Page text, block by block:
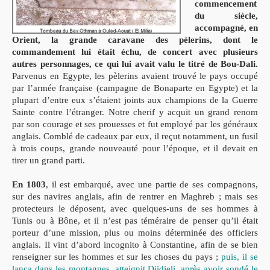
commencement
du siècle,
accompagné, en
Orient, la grande caravane des pèlerins, dont le
commandement lui était échu, de concert avec plusieurs
autres personnages, ce qui lui avait valu le titré de Bou-Dali.
Parvenus en Egypte, les pèlerins avaient trouvé le pays occupé
par l’armée française (campagne de Bonaparte en Egypte) et la
plupart d’entre eux s’étaient joints aux champions de la Guerre
Sainte contre l’étranger. Notre cherif y acquit un grand renom
par son courage et ses prouesses et fut employé par les généraux
anglais. Comblé de cadeaux par eux, il reçut notamment, un fusil
à trois coups, grande nouveauté pour l’époque, et il devait en
tirer un grand parti.
En 1803, il est embarqué, avec une partie de ses compagnons,
sur des navires anglais, afin de rentrer en Maghreb ; mais ses
protecteurs le déposent, avec quelques-uns de ses hommes à
Tunis ou à Bône, et il n’est pas téméraire de penser qu’il était
porteur d’une mission, plus ou moins déterminée des officiers
anglais. Il vint d’abord incognito à Constantine, afin de se bien
renseigner sur les hommes et sur les choses du pays ; puis, il se